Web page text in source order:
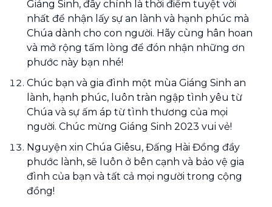
Giáng Sinh, đây chính là thời điểm tuyệt vời
nhất để nhận lấy sự an lành và hạnh phúc mà
Chúa dành cho con người. Hãy cùng hân hoan
và mở rộng tấm lòng để đón nhận những ơn
phước này bạn nhé!
Chúc bạn và gia đình một mùa Giáng Sinh an
lành, hạnh phúc, luôn tràn ngập tình yêu từ
Chúa và sự ấm áp từ tình thương của mọi
người. Chúc mừng Giáng Sinh 2023 vui vẻ!
Nguyện xin Chúa Giêsu, Đấng Hài Đồng đầy
phước lành, sẽ luôn ở bên cạnh và bảo vệ gia
đình của bạn và tất cả mọi người trong cộng
đồng!